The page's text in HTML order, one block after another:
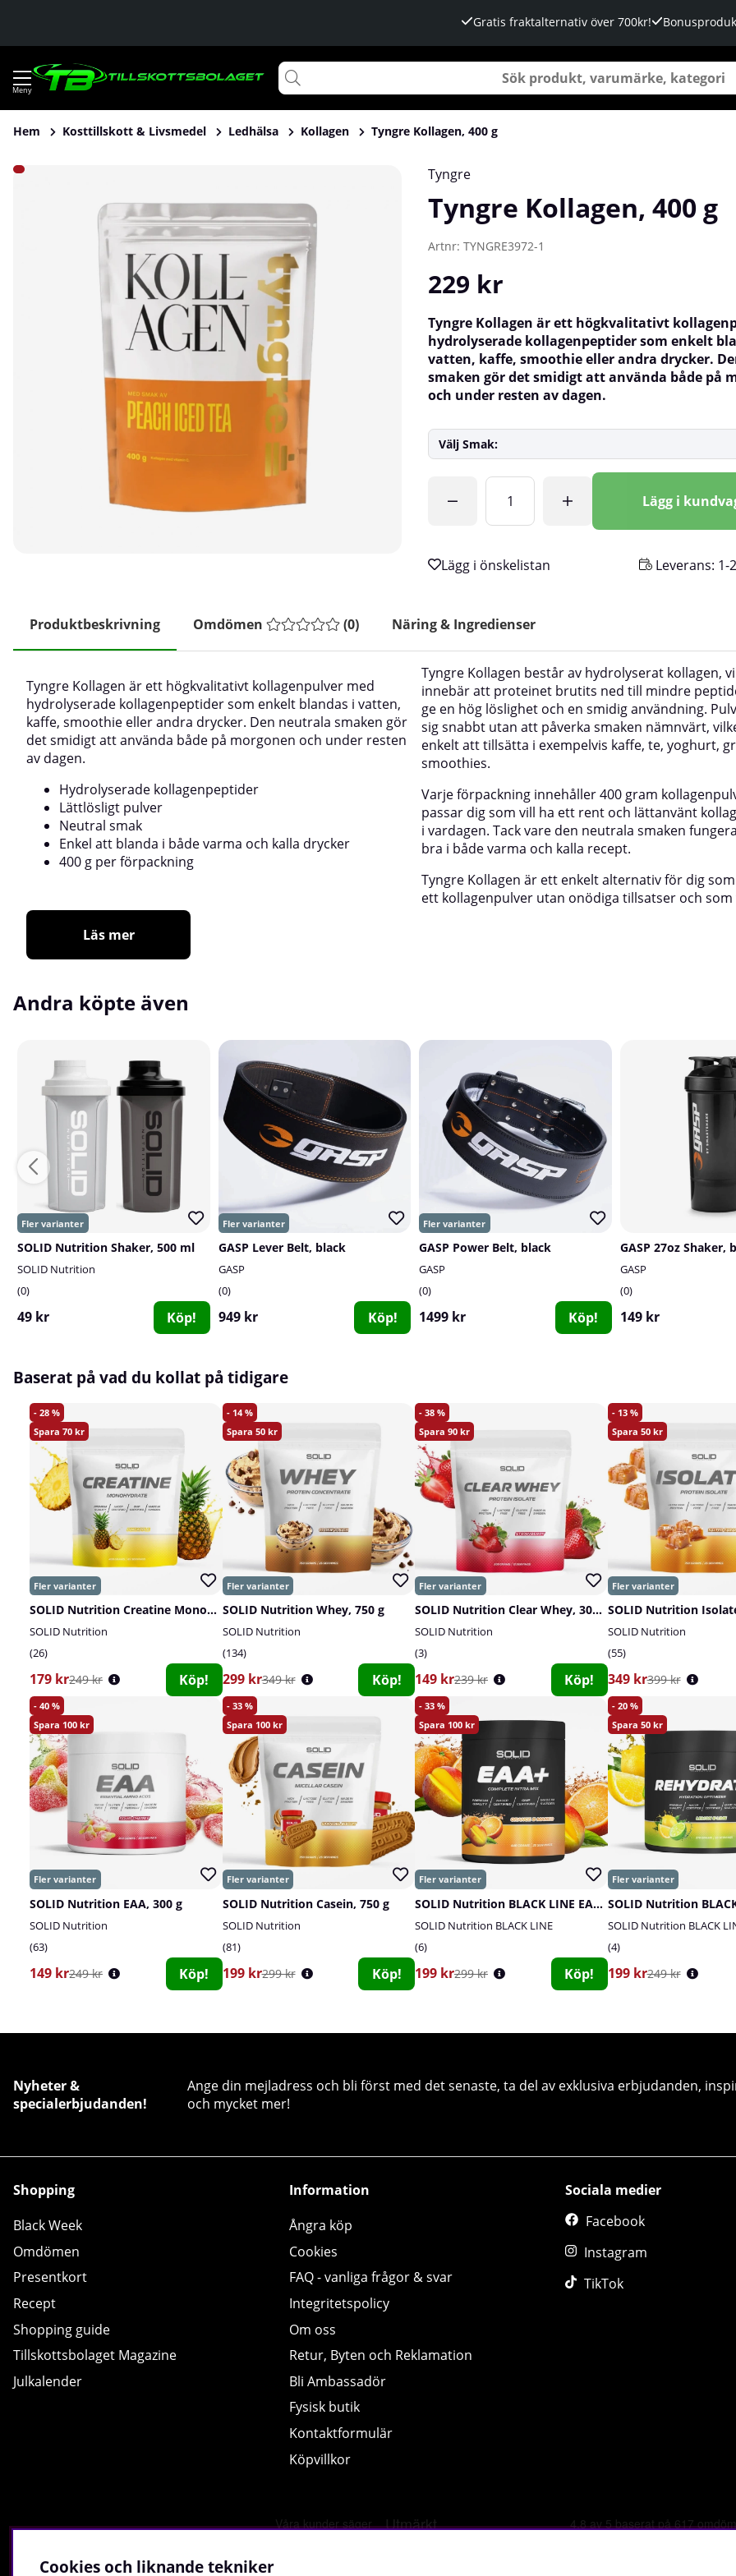
Gratis fraktalternativ över 700kr!
Hem Kosttillskott & Livsmedel Ledhälsa Kollagen Tyngre Kollagen, 400 g
Produktbilder Tyngre Kollagen, 400 g Tyngre
Tyngre Kollagen, 400 g
Artnr: TYNGRE3972-1
229 kr
Tyngre Kollagen är ett högkvalitativt
hydrolyserade kollagenpeptider som enkelt
vatten, kaffe, smoothie eller andra drycker.
smaken gör det smidigt att använda både på
och under resten av dagen.
Välj Smak:
Lägg i
Leverans: 1-
Produktbeskrivning Omdömen (0) Näring & Ingredienser
Tyngre Kollagen är ett högkvalitativt kollagenpulver med
hydrolyserade kollagenpeptider som enkelt blandas i vatten,
kaffe, smoothie eller andra drycker. Den neutrala smaken gör
det smidigt att använda både på morgonen och under resten
av dagen.
Hydrolyserade kollagenpeptider
Lättlösligt pulver
Neutral smak
Enkel att blanda i både varma och kalla drycker
400 g per förpackning
Tyngre Kollagen består av hydrolyserat kollagen,
innebär att proteinet brutits ned till mindre
ge en hög löslighet och en smidig användning.
sig snabbt utan att påverka smaken nämnvärt,
enkelt att tillsätta i exempelvis kaffe, te, yoghurt,
smoothies.
Varje förpackning innehåller 400 gram
passar dig som vill ha ett rent och lättanvänt
i vardagen. Tack vare den neutrala smaken
bra i både varma och kalla recept.
Tyngre Kollagen är ett enkelt alternativ för dig
ett kollagenpulver utan onödiga tillsatser och som
Läs mer
Andra köpte även
SOLID Nutrition Shaker, 500 ml
SOLID Nutrition
0
49 kr Köp!
GASP Lever Belt, black
GASP
0
949 kr Köp!
GASP Power Belt, black
GASP
0
1499 kr Köp!
GASP 27oz Shaker,
GASP
0
149 kr
Baserat på vad du kollat på tidigare
28
70
SOLID Nutrition Creatine Monohydrate, 400 g
SOLID Nutrition
26
179 kr249 kr Köp!
14
50
SOLID Nutrition Whey, 750 g
SOLID Nutrition
134
299 kr349 kr Köp!
38
90
SOLID Nutrition Clear Whey, 300 g
SOLID Nutrition
3
149 kr239 kr Köp!
13
50
SOLID Nutrition
SOLID Nutrition
55
349 kr399 kr
40
100
SOLID Nutrition EAA, 300 g
SOLID Nutrition
63
149 kr249 kr Köp!
33
100
SOLID Nutrition Casein, 750 g
SOLID Nutrition
81
199 kr299 kr Köp!
33
100
SOLID Nutrition BLACK LINE EAA+, 440 g
SOLID Nutrition BLACK LINE
6
199 kr299 kr Köp!
20
50
SOLID Nutrition BLACK
4
199 kr249 kr
Nyheter &
specialerbjudanden!
Ange din mejladress och bli först med det senaste, ta del av exklusiva erbjudanden,
och mycket mer!
Shopping
Black Week
Omdömen
Presentkort
Recept
Shopping guide
Tillskottsbolaget Magazine
Julkalender
Information
Ångra köp
Cookies
FAQ - vanliga frågor & svar
Integritetspolicy
Om oss
Retur, Byten och Reklamation
Bli Ambassadör
Fysisk butik
Kontaktformulär
Köpvillkor
Sociala medier
Facebook
Instagram
TikTok
Cookies och liknande tekniker